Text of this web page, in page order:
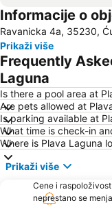
Etno selo Bistrica
Informacije o
Ravanicka 4a, 35230,
Prikaži više
Frequently
Laguna
Is there a pool area at
Are pets allowed at
Is parking available at
What time is check-in
Where is Plava Laguna
Prikaži više
Cene i
neprestano se